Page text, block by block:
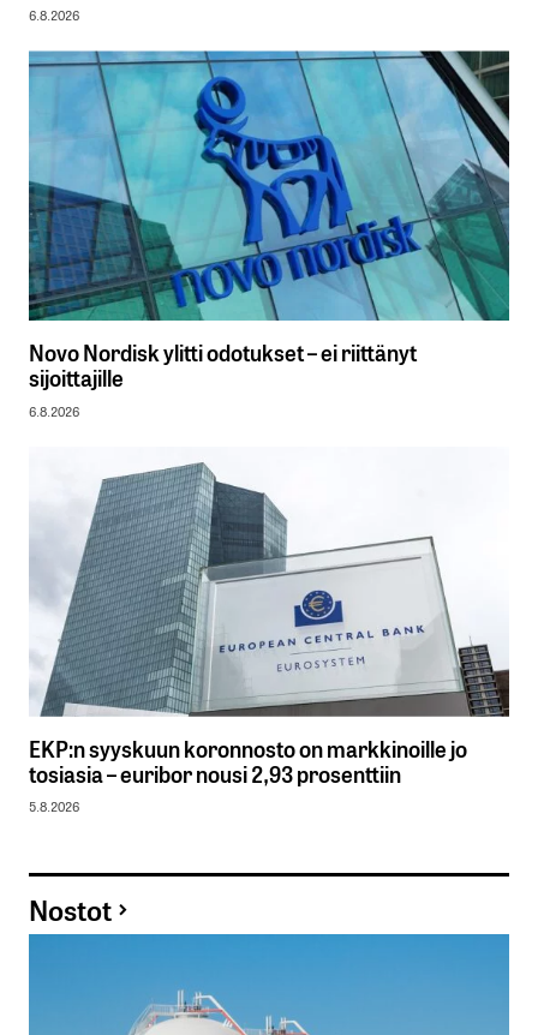
6.8.2026
Novo Nordisk ylitti odotukset – ei riittänyt
sijoittajille
6.8.2026
EKP:n syyskuun koronnosto on markkinoille jo
tosiasia – euribor nousi 2,93 prosenttiin
5.8.2026
Nostot